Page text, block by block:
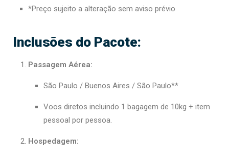
*Preço sujeito a alteração sem aviso prévio
Inclusões do Pacote:
Passagem Aérea:
São Paulo / Buenos Aires / São Paulo**
Voos diretos incluindo 1 bagagem de 10kg + item
pessoal por pessoa.
Hospedagem: